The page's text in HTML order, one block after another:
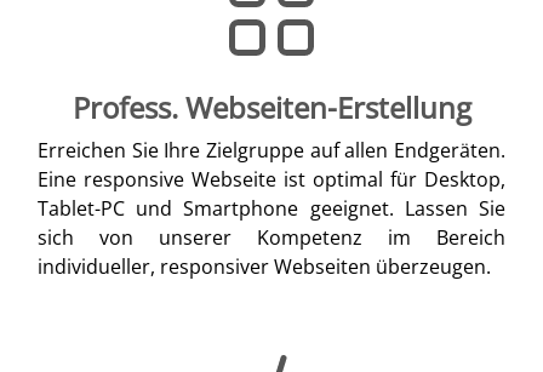
Profess. Webseiten-Erstellung
Erreichen Sie Ihre Zielgruppe auf allen Endgeräten.
Eine responsive Webseite ist optimal für Desktop,
Tablet-PC und Smartphone geeignet. Lassen Sie
sich von unserer Kompetenz im Bereich
individueller, responsiver Webseiten überzeugen.